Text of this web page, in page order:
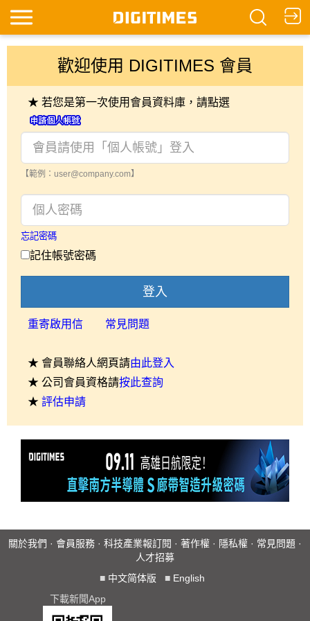
歡迎使用 DIGITIMES 會員
★ 若您是第一次使用會員資料庫，請點選
【範例：user@company.com】
忘記密碼
記住帳號密碼
登入
重寄啟用信 常見問題
★ 會員聯絡人網頁請由此登入
★ 公司會員資格請按此查詢
★ 評估申請
關於我們 · 會員服務 · 科技產業報訂閱 · 著作權 · 隱私權 · 常見問題 ·
人才招募
■ 中文简体版 ■ English
下載新聞App